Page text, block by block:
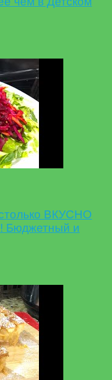
ВКУСНО
Бюджетный и